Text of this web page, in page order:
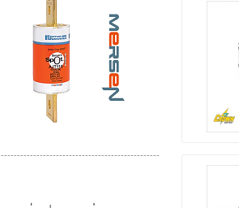
-------------------------------------------------